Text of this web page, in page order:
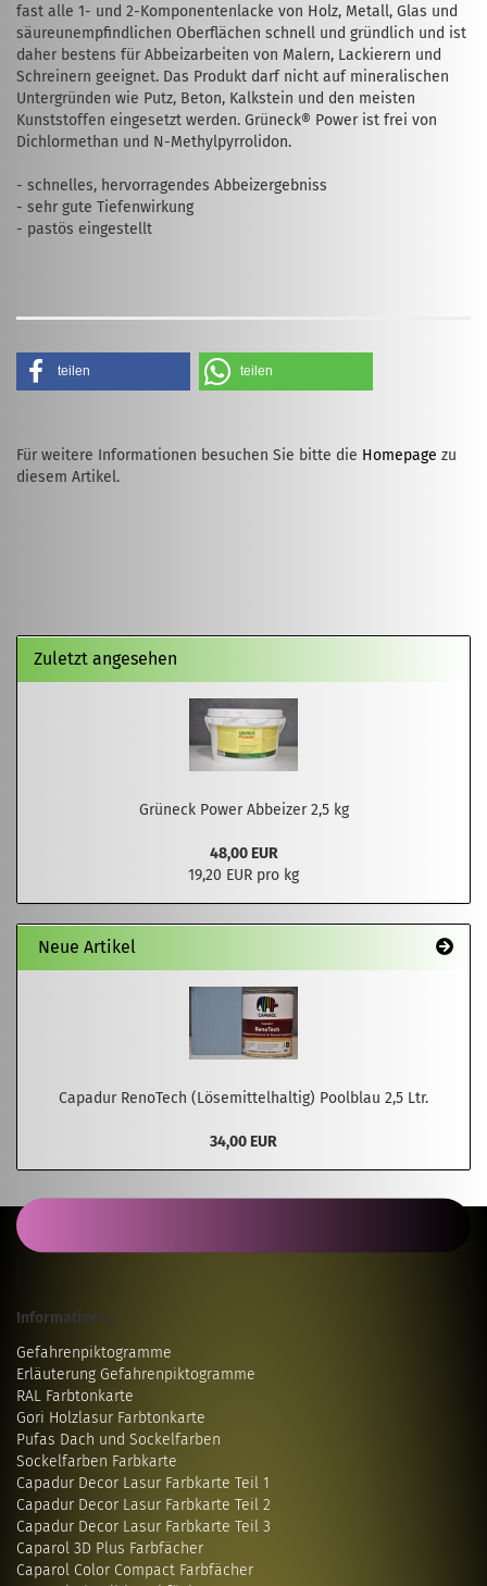
fast alle 1- und 2-Komponentenlacke von Holz, Metall, Glas und
säureunempfindlichen Oberflächen schnell und gründlich und ist
daher bestens für Abbeizarbeiten von Malern, Lackierern und
Schreinern geeignet. Das Produkt darf nicht auf mineralischen
Untergründen wie Putz, Beton, Kalkstein und den meisten
Kunststoffen eingesetzt werden. Grüneck® Power ist frei von
Dichlormethan und N-Methylpyrrolidon.
- schnelles, hervorragendes Abbeizergebniss
- sehr gute Tiefenwirkung
- pastös eingestellt
teilen teilen
Für weitere Informationen besuchen Sie bitte die Homepage zu
diesem Artikel.
Zuletzt angesehen
Grüneck Power Abbeizer 2,5 kg
48,00 EUR
19,20 EUR pro kg
Neue Artikel
Capadur RenoTech (Lösemittelhaltig) Poolblau 2,5 Ltr.
34,00 EUR
Informatives...
Gefahrenpiktogramme
Erläuterung Gefahrenpiktogramme
RAL Farbtonkarte
Gori Holzlasur Farbtonkarte
Pufas Dach und Sockelfarben
Sockelfarben Farbkarte
Capadur Decor Lasur Farbkarte Teil 1
Capadur Decor Lasur Farbkarte Teil 2
Capadur Decor Lasur Farbkarte Teil 3
Caparol 3D Plus Farbfächer
Caparol Color Compact Farbfächer